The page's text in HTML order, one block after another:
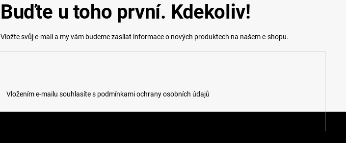
Buďte u toho první. Kdekoliv!
Vložte svůj e-mail a my vám budeme zasílat informace o nových produktech na našem e-shopu.
Vložením e-mailu souhlasíte s podmínkami ochrany osobních údajů